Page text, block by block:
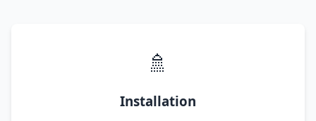
🚿
Installation